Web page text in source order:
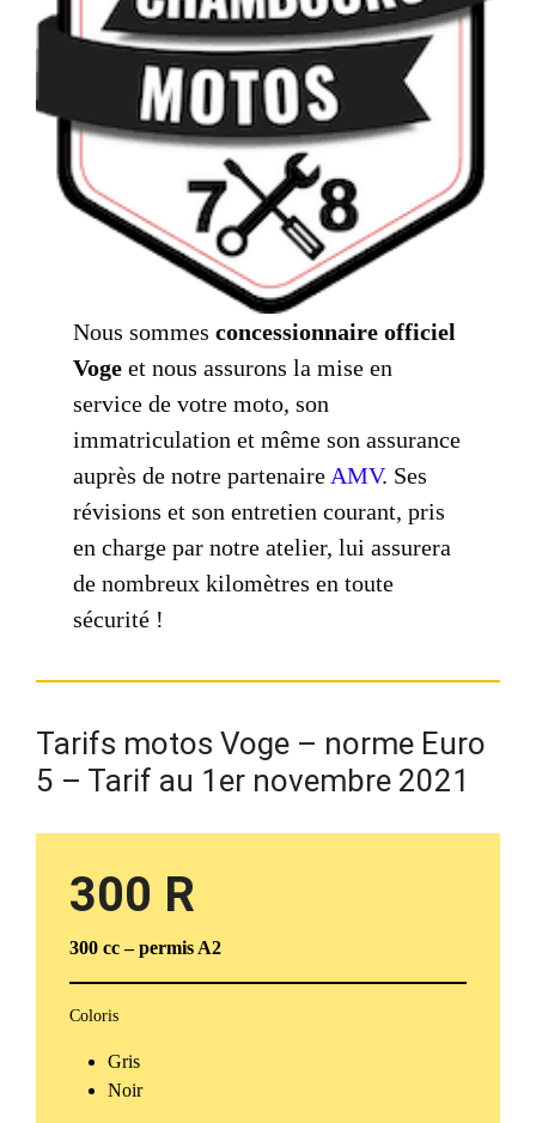
Nous sommesconcessionnaire officiel
Voge et nous assurons la mise en
service de votre moto, son
immatriculation et même son assurance
auprès de notre partenaire AMV. Ses
révisions et son entretien courant, pris
en charge par notre atelier, lui assurera
de nombreux kilomètres en toute
sécurité !
Tarifs motos Voge – norme Euro
5 – Tarif au 1er novembre 2021
300 R
300 cc – permis A2
Coloris
Gris
Noir